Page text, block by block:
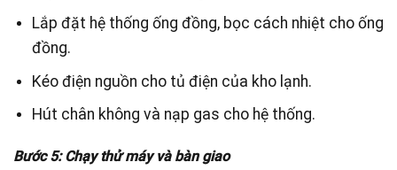
Lắp đặt hệ thống ống đồng, bọc cách nhiệt cho ống
đồng.
Kéo điện nguồn cho tủ điện của kho lạnh.
Hút chân không và nạp gas cho hệ thống.
Bước 5: Chạy thử máy và bàn giao